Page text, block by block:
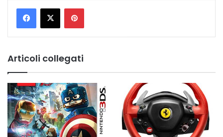
Pinterest
Articoli collegati